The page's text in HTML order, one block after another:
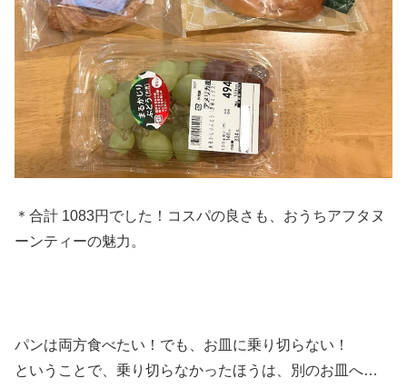
＊合計 1083円でした！コスパの良さも、おうちアフタヌ
ーンティーの魅力。
パンは両方食べたい！でも、お皿に乗り切らない！
ということで、乗り切らなかったほうは、別のお皿へ…